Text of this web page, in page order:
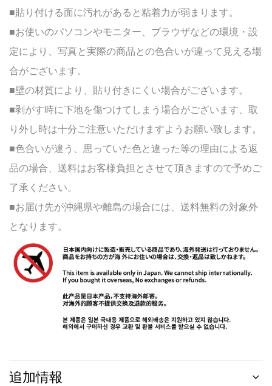
■貼り付ける面に汚れがあると粘着力が弱まります。
■お使いのパソコンやモニター、ブラウザなどの環境・設
定により、写真と実際の商品との色合いが違って見える場
合がございます。
■壁の材質により、貼り付きにくい場合がございます。
■剥がす時に下地を傷つけてしまう場合がございます、取
り外し時は十分ご注意いただけますようお願い致します。
■色合いが違う、思っていた色と違った等の理由による返
品の場合、送料はお客様負担とさせて頂きますので予めご
了承ください。
■お届け先が沖縄県や離島の場合には、送料無料の対象外
となります。
追加情報